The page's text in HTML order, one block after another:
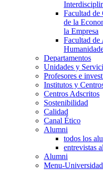
Facultad de
de la
la Empresa
Facultad de
Departamentos
Unidades y
Profesores e
Institutos y
Centros Adscritos
Sostenibilidad
Calidad
Canal Ético
Alumni
todos los
entrevistas
Alumni
Menu-